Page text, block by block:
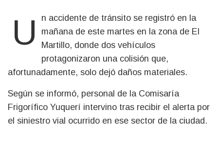
Un accidente de tránsito se registró en la
mañana de este martes en la zona de El
Martillo, donde dos vehículos
protagonizaron una colisión que,
afortunadamente, solo dejó daños materiales.
Según se informó, personal de la Comisaría
Frigorífico Yuquerí intervino tras recibir el alerta por
el siniestro vial ocurrido en ese sector de la ciudad.